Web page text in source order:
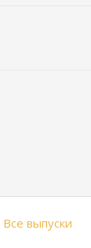
Все выпуски